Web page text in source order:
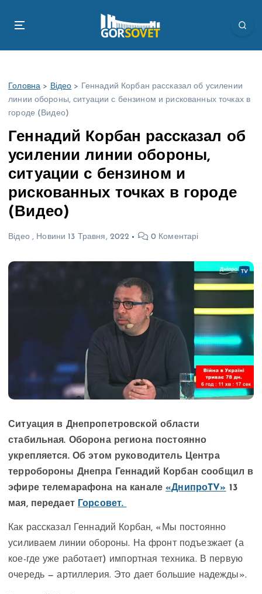
Головна > Відео >
Геннадий Корбан рассказал об усилении
линии обороны, ситуации с бензином и рискованных точках в
городе (Видео)
Геннадий Корбан рассказал об
усилении линии обороны,
ситуации с бензином и
рискованных точках в городе
(Видео)
Відео, Новини 13 Травня, 2022 0 Коментарі
Ситуация в Днепропетровской области
стабильная. Оборона региона постоянно
укрепляется. Об этом руководитель Центра
терробороны Днепра Геннадий Корбан сообщил в
эфире телемарафона на канале«ДнипроTV» 13
мая, передает
Горсовет.
Как рассказал Геннадий Корбан, «Мы постоянно
усиливаем линии обороны. На фронт подъезжает (а
кое-где уже работает) импортная техника. В первую
очередь — артиллерия. Это дает большие надежды».